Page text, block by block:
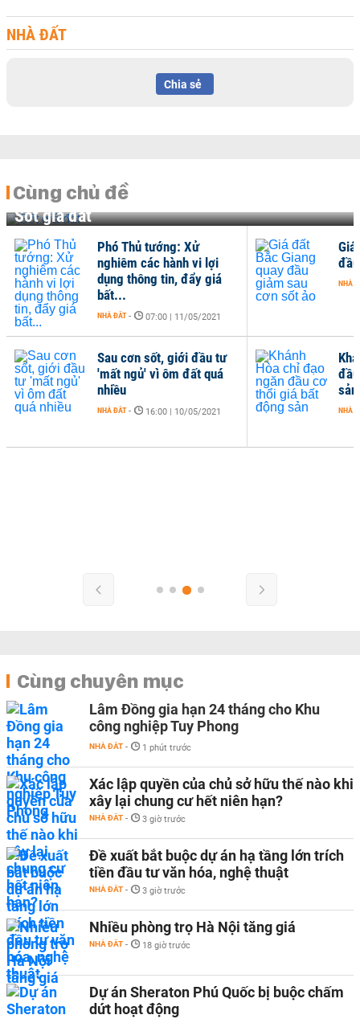
NHÀ ĐẤT
Chia sẻ
Cùng chủ đề
Sốt giá đất
sản
NHÀ
Phó Thủ tướng: Xử
nghiêm các hành vi lợi
dụng thông tin, đẩy giá
bất...
NHÀ ĐẤT - 07:00 | 11/05/2021
Sau cơn sốt, giới đầu tư
'mất ngủ' vì ôm đất quá
nhiều
NHÀ ĐẤT - 16:00 | 10/05/2021
Giá
NHÀ
Cùng chuyên mục
Lâm Đồng gia hạn 24 tháng cho Khu
công nghiệp Tuy Phong
NHÀ ĐẤT - 1 phút trước
Xác lập quyền của chủ sở hữu thế nào khi
xây lại chung cư hết niên hạn?
NHÀ ĐẤT - 3 giờ trước
Đề xuất bắt buộc dự án hạ tầng lớn trích
tiền đầu tư văn hóa, nghệ thuật
NHÀ ĐẤT - 3 giờ trước
Nhiều phòng trọ Hà Nội tăng giá
NHÀ ĐẤT - 18 giờ trước
Dự án Sheraton Phú Quốc bị buộc chấm
dứt hoạt động